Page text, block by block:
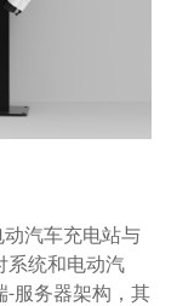
汽车充电站与
系统和电动汽
-服务器架构，其